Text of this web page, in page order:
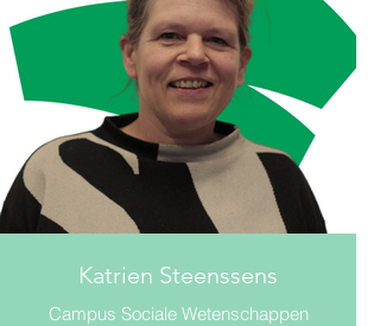
Katrien Steenssens
Campus Sociale Wetenschappen